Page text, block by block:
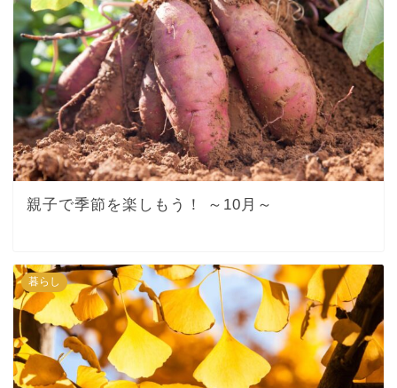
親子で季節を楽しもう！ ～10月～
暮らし